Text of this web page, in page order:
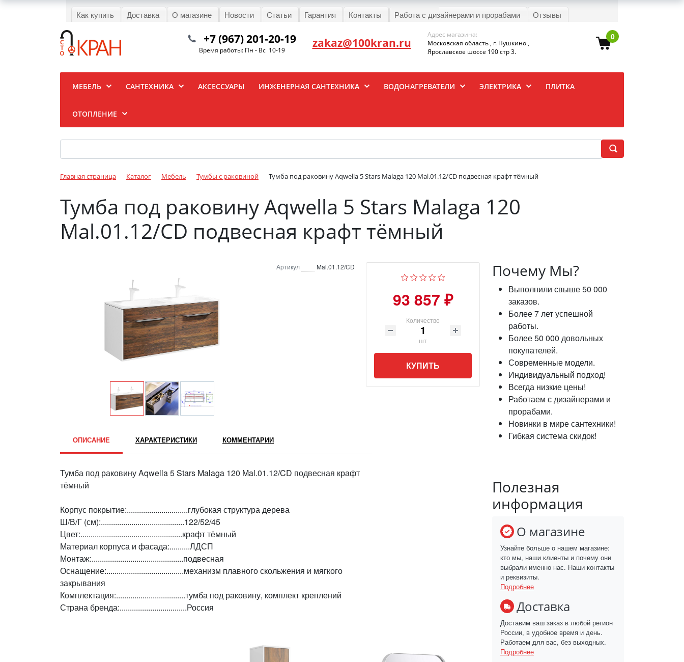
Как купить Доставка О магазине Новости Статьи Гарантия Контакты Работа с дизайнерами и прорабами Отзывы
0
+7 (967) 201-20-19
Время работы: Пн - Вс 10-19 zakaz@100kran.ru
Адрес магазина:
Московская область , г. Пушкино ,
Ярославское шоссе 190 стр 3.
МЕБЕЛЬ САНТЕХНИКА АКСЕССУАРЫ ИНЖЕНЕРНАЯ САНТЕХНИКА ВОДОНАГРЕВАТЕЛИ ЭЛЕКТРИКА ПЛИТКА
ОТОПЛЕНИЕ
Главная страница Каталог Мебель Тумбы с раковиной Тумба под раковину Aqwella 5 Stars Malaga 120 Mal.01.12/CD подвесная крафт тёмный
Тумба под раковину Aqwella 5 Stars Malaga 120
Mal.01.12/CD подвесная крафт тёмный
Артикул Mal.01.12/CD
93 857 ₽
Количество
шт
КУПИТЬ
ОПИСАНИЕ ХАРАКТЕРИСТИКИ КОММЕНТАРИИ
Тумба под раковину Aqwella 5 Stars Malaga 120 Mal.01.12/CD подвесная крафт
тёмный
Корпус покрытие:..............................глубокая структура дерева
Ш/В/Г (см):.........................................122/52/45
Цвет:..................................................крафт тёмный
Материал корпуса и фасада:..........ЛДСП
Монтаж:.............................................подвесная
Оснащение:......................................механизм плавного скольжения и мягкого
закрывания
Комплектация:..................................тумба под раковину, комплект креплений
Страна бренда:.................................Россия
Почему Мы?
Выполнили свыше 50 000
заказов.
Более 7 лет успешной
работы.
Более 50 000 довольных
покупателей.
Современные модели.
Индивидуальный подход!
Всегда низкие цены!
Работаем с дизайнерами и
прорабами.
Новинки в мире сантехники!
Гибкая система скидок!
Полезная
информация
О магазине
Узнайте больше о нашем магазине:
кто мы, наши клиенты и почему они
выбрали именно нас. Наши контакты
и реквизиты.
Подробнее
Доставка
Доставим ваш заказ в любой регион
России, в удобное время и день.
Работаем для вас, без выходных.
Подробнее